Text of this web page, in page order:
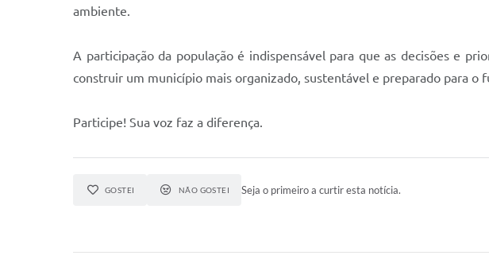
ambiente.
A participação da população é indispensável para que as decisões e
construir um município mais organizado, sustentável e preparado para o
Participe! Sua voz faz a diferença.
GOSTEI NÃO GOSTEI Seja o primeiro a curtir esta notícia.